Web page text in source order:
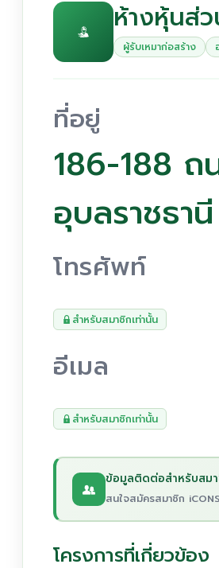
ห้างหุ้นส่ว
ผู้รับเหมาก่อสร้าง
ที่อยู่
186-188 ถ
อุบลราชธา
โทรศัพท์
สำหรับสมาชิกเท่านั้น
อีเมล
สำหรับสมาชิกเท่านั้น
ข้อมูลติดต่อสำหรับสมา
สนใจสมัครสมาชิก
โครงการที่เกี่ยวข้อง